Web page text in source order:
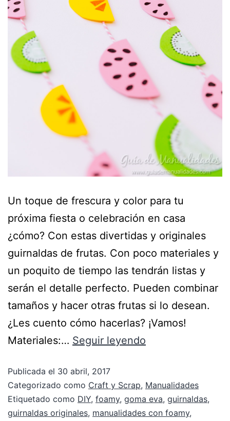
Un toque de frescura y color para tu
próxima fiesta o celebración en casa
¿cómo? Con estas divertidas y originales
guirnaldas de frutas. Con poco materiales y
un poquito de tiempo las tendrán listas y
serán el detalle perfecto. Pueden combinar
tamaños y hacer otras frutas si lo desean.
¿Les cuento cómo hacerlas? ¡Vamos!
Materiales:… Seguir leyendo
Publicada el 30 abril, 2017
Categorizado como Craft y Scrap, Manualidades
Etiquetado como DIY, foamy, goma eva, guirnaldas,
guirnaldas originales, manualidades con foamy,